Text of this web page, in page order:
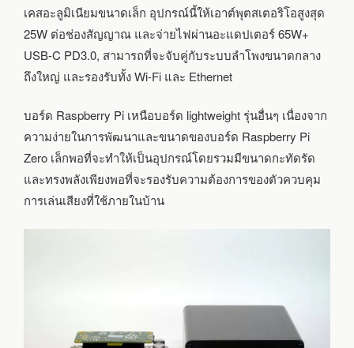
เคสอะลูมิเนียมขนาดเล็ก อุปกรณ์นี้ให้เอาต์พุตสเตอริโอสูงสุด
25W ต่อช่องสัญญาณ และจ่ายไฟผ่านอะแดปเตอร์ 65W+
USB-C PD3.0, สามารถที่จะจับคู่กับระบบลำโพงขนาดกลาง
ถึงใหญ่ และรองรับทั้ง Wi-Fi และ Ethernet
บอร์ด Raspberry Pi เหนือบอร์ด lightweight รุ่นอื่นๆ เนื่องจาก
ความง่ายในการพัฒนาและขนาดของบอร์ด Raspberry Pi
Zero เล็กพอที่จะทำให้เป็นอุปกรณ์โดยรวมมีขนาดกะทัดรัด
และทรงพลังเพียงพอที่จะรองรับความต้องการของตัวควบคุม
การเล่นเสียงที่ใช้ภายในบ้าน